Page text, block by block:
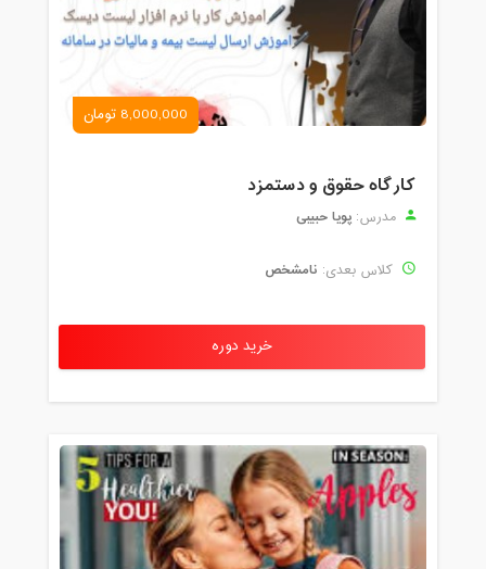
8,000,000 تومان
کارگاه حقوق و دستمزد
مدرس: پویا حبیبی
کلاس بعدی: نامشخص
خرید دوره